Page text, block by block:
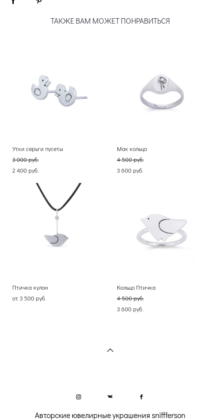
ТАКЖЕ ВАМ МОЖЕТ ПОНРАВИТЬСЯ
Утки серьги пусеты
3 000 pуб.
2 400 pуб.
Мак кольцо
4 500 pуб.
3 600 pуб.
Птичка кулон
от 3 500 pуб.
Кольцо Птичка
4 500 pуб.
3 600 pуб.
Авторские ювелирные украшения sniffferson